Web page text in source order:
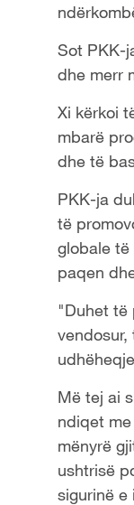
Sot PKK-
dhe merr
Xi kërkoi
mbarë
dhe të
PKK-ja
të
globale të
paqen
"Duhet të
Më tej ai
ndiqet
mënyrë
ushtrisë
sigurinë